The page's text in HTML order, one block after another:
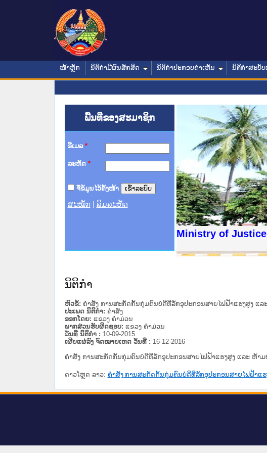
ໜ້າຫຼັກ ນິຕິກໍາມີຜົນສັກສິດ ນິຕິກໍາປະກອບຄໍາເຫັນ ນິຕິກໍາສະບັບ
ພື້ນທີ່ຂອງສະມາຊິກ
ອີເມລ *
ລະຫັດ *
ຈື່ຂໍ້ມູນໄວ້ຄັ້ງໜ້າ
ສະໝັກ ລືມລະຫັດ
Ministry of Justice
ານສະພາປະຊາຊົນ ພາກເໜືອ
ທາງລັດຖະການ
ສຳລັບ ພາກກາງ
ສຳລັບ ພາກໃຕ້
ວິທະຍາຄານຕຳຫຼວດປະຊາຊົນ
ວິທະຍາຄານສັນຕິບານປະຊາຊົນ
ຂັ້ນແຂວງພາກເໜືອ
ານສະພາປະຊາຊົນ ພາກກາງ
ນິຕິກໍາ
ຫົວຂໍ້: ຄຳສັ່ງ ການສະກັດກັ້ນກຸ່ມຄົນບໍ່ດີທີ່ລັກອຸປະກອນສາຍໄຟຟ້າແຮງສູງ ແລ
ປະເພດ ນິຕິກໍາ: ຄໍາສັ່ງ
ອອກໂດຍ: ແຂວງ ຄໍາມ່ວນ
ພາກສ່ວນຮັບຜິດຊອບ: ແຂວງ ຄໍາມ່ວນ
ວັນທີ່ ນິຕິກໍາ : 10-09-2015
ເຜີຍແຜ່ລົງ ຈົດໝາຍເຫດ ວັນທີ່ : 16-12-2016
ຄຳສັ່ງ ການສະກັດກັ້ນກຸ່ມຄົນບໍ່ດີທີ່ລັກອຸປະກອນສາຍໄຟຟ້າແຮງສູງ ແລະ ຫ້າ
ດາວໂຫຼດ ລາວ: ຄຳສັ່ງ ການສະກັດກັ້ນກຸ່ມຄົນບໍ່ດີທີ່ລັກອຸປະກອນສາຍໄຟຟ້າແຮ